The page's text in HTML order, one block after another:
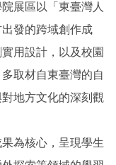
展區以「東臺灣人
發的跨域創作成
用設計，以及校園
取材自東臺灣的自
地方文化的深刻觀
為核心，呈現學生